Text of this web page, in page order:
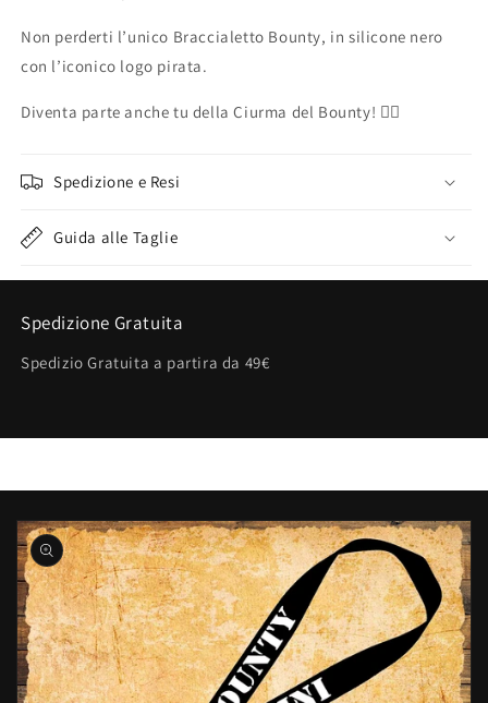
Non perderti l’unico Braccialetto Bounty, in silicone nero
con l’iconico logo pirata.
Diventa parte anche tu della Ciurma del Bounty! 🏴‍☠️
Spedizione e Resi
Guida alle Taglie
Spedizione Gratuita
Spedizio Gratuita a partira da 49€